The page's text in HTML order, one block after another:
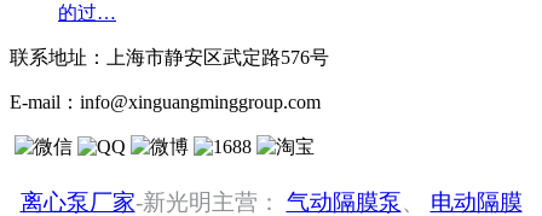
的过…
联系地址： 上海市静安区武定路576号
E-mail： info@xinguangminggroup.com
离心泵厂家-新光明主营： 气动隔膜泵、 电动隔膜